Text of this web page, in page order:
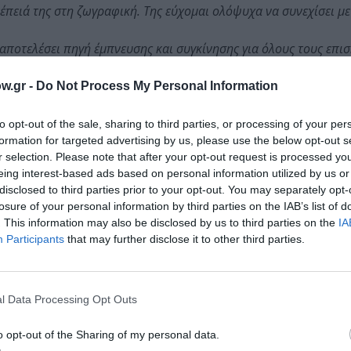
- Do Not Process My Personal Information
opt-out of the sale, sharing to third parties, or processing of your
for targeted advertising by us, please use the below opt-out
selection. Please note that after your opt-out request is processed
interest-based ads based on personal information utilized by us
to third parties prior to your opt-out. You may separately
of your personal information by third parties on the IAB’s list of
This information may also be disclosed by us to third parties on the
Participants that may further disclose it to other third parties.
Data Processing Opt Outs
opt-out of the Sharing of my personal data.
της στη ζωγραφική. Της εύχομαι ολόψυχα να συνεχίσει με
πηγή έμπνευσης και συγκίνησης για όλους τους
όνειρο να φοιτήσει στην Ανωτάτη Σχολή Καλών
ήταν ο Πάνος Χαραλάμπους, ο Μάριος Σπηλιόπουλος,
από το Δ΄ Εργαστήριο με άριστα το 2024. Η
παραμυθιών. Έχει εκδώσει τα παραμύθια «Οι Ευχές
επόμενη της συλλογή μέσα στο 2025. «Το Μικρό Σπίτι
καμβά, 28 Χ 38 εκ.
Τοποθεσία: